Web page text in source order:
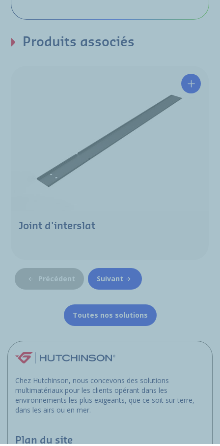
Produits associés
Joint d'interslat
Précédent Suivant
Toutes nos solutions
Chez Hutchinson, nous concevons des solutions
multimatériaux pour les clients opérant dans les
environnements les plus exigeants, que ce soit sur terre,
dans les airs ou en mer.
Plan du site